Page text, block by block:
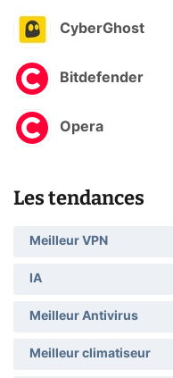
CyberGhost
Bitdefender
Opera
Les tendances
Meilleur VPN
IA
Meilleur Antivirus
Meilleur climatiseur